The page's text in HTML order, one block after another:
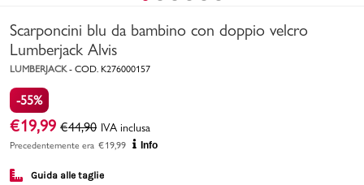
Marchi
Scarponcini blu da bambino con doppio velcro
Lumberjack Alvis
LUMBERJACK - COD. K276000157
-55%
€19,99 €44,90 IVA inclusa
Precedentemente era €19,99 Info
Guida alle taglie